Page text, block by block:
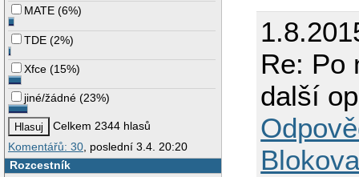
MATE (6%)
TDE (2%)
Xfce (15%)
jiné/žádné (23%)
Celkem 2344 hlasů
Komentářů: 30 , poslední 3.4. 20:20
Rozcestník
Re: Po
další